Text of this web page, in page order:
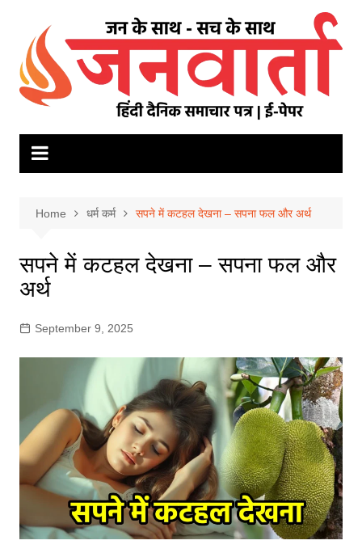
content
Home धर्म कर्म सपने में कटहल देखना – सपना फल और अर्थ
सपने में कटहल देखना – सपना फल और
अर्थ
September 9, 2025